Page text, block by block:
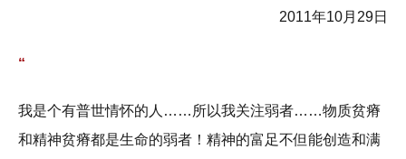
2011年10月29日
“
我是个有普世情怀的人……所以我关注弱者……物质贫瘠
和精神贫瘠都是生命的弱者！精神的富足不但能创造和满